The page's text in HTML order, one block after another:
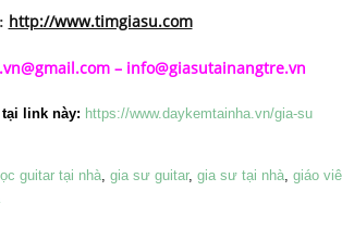
http://www.timgiasu.com
– info@giasutainangtre.vn
link này: https://www.daykemtainha.vn/gia-su
guitar tại nhà gia sư guitar, gia sư tại nhà giáo